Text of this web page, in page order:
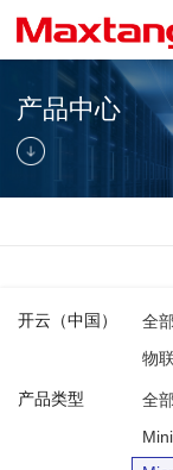
产品中心
开云（中国） 全部
物
产品类型 全部